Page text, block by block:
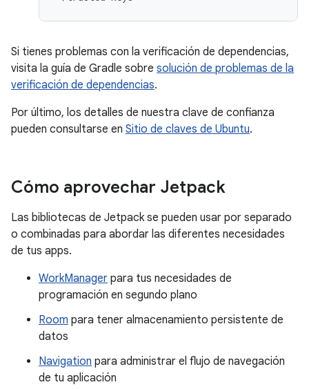
Si tienes problemas con la verificación de dependencias,
visita la guía de Gradle sobre solución de problemas de la
verificación de dependencias.
Por último, los detalles de nuestra clave de confianza
pueden consultarse en Sitio de claves de Ubuntu.
Cómo aprovechar Jetpack
Las bibliotecas de Jetpack se pueden usar por separado
o combinadas para abordar las diferentes necesidades
de tus apps.
WorkManager para tus necesidades de
programación en segundo plano
Room para tener almacenamiento persistente de
datos
Navigation para administrar el flujo de navegación
de tu aplicación